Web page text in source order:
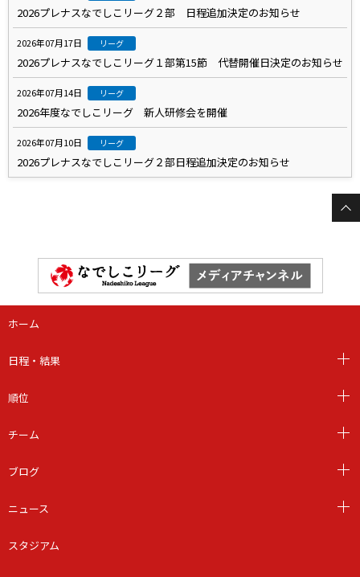
2026プレナスなでしこリーグ２部 日程追加決定のお知らせ
2026年07月17日 リーグ
2026プレナスなでしこリーグ１部第15節 代替開催日決定のお知らせ
2026年07月14日 リーグ
2026年度なでしこリーグ 新人研修会を開催
2026年07月10日 リーグ
2026プレナスなでしこリーグ２部日程追加決定のお知らせ
ホーム
日程・結果
順位
チーム
ブログ
ニュース
スタジアム